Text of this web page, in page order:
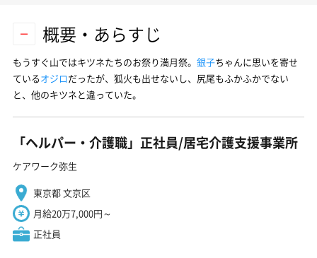
概要・あらすじ
もうすぐ山ではキツネたちのお祭り満月祭。 銀子ちゃんに思いを寄せ
ているオジロだったが、狐火も出せないし、尻尾もふかふかでない
と、他のキツネと違っていた。
「ヘルパー・介護職」正社員/居宅介護支援事業所
ケアワーク弥生
東京都 文京区
月給20万7,000円～
正社員